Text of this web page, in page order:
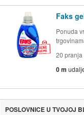
Faks
Ponuda
20 pranja
0 m
POSLOVNICE U TVOJOJ